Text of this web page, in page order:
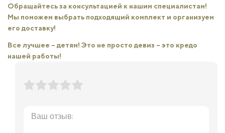
Обращайтесь за консультацией к нашим специалистам!
Мы поможем выбрать подходящий комплект и организуем
его доставку!
Все лучшее – детям! Это не просто девиз – это кредо
нашей работы!